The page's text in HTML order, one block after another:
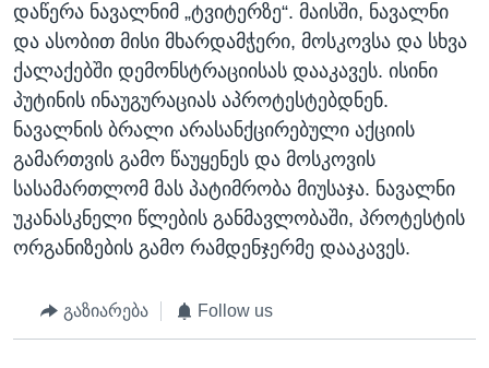
დაწერა ნავალნიმ „ტვიტერზე“. მაისში, ნავალნი
და ასობით მისი მხარდამჭერი, მოსკოვსა და სხვა
ქალაქებში დემონსტრაციისას დააკავეს. ისინი
პუტინის ინაუგურაციას აპროტესტებდნენ.
ნავალნის ბრალი არასანქცირებული აქციის
გამართვის გამო წაუყენეს და მოსკოვის
სასამართლომ მას პატიმრობა მიუსაჯა. ნავალნი
უკანასკნელი წლების განმავლობაში, პროტესტის
ორგანიზების გამო რამდენჯერმე დააკავეს.
გაზიარება Follow us